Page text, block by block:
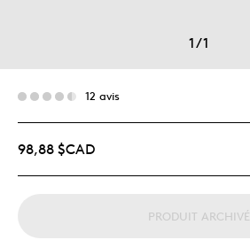
1/1
12 avis
98,88 $CAD
PRODUIT ARCHIVÉ